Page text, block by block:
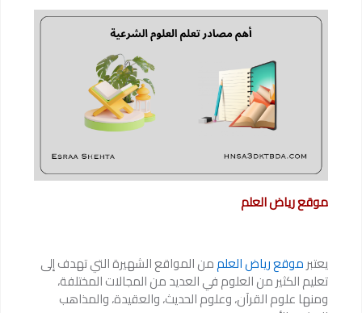
موقع رياض العلم
يعتبرموقع رياض العلممن المواقع الشهيرة التي تهدف إلى
تعليم الكثير من العلوم في العديد من المجالات المختلفة،
ومنها علوم القرآن، وعلوم الحديث، والعقيدة، والمذاهب